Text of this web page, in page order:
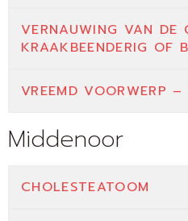
VERNAUWING VAN DE
KRAAKBEENDERIG OF
VREEMD VOORWERP –
Middenoor
CHOLESTEATOOM